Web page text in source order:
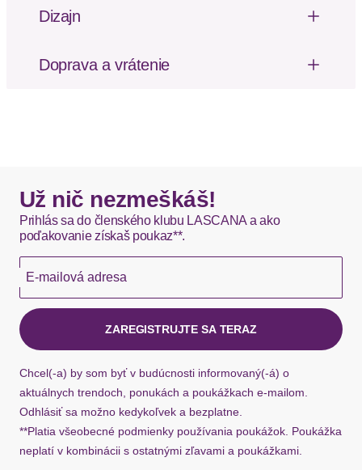
Dĺžka: Po kolená
Dizajn
Vivance Dreams. Alloverprint mit kontrastierenden
Paspeln. Mit Reverskragen und durchgehender
Doprava a vrátenie
Okamžite dostupné položky sú zvyčajne doručené
kuriérom DHL do 1-3 pracovných dní.
Hermes - 0,00 EUR
Okamžite dostupné položky sú zvyčajne doručené
kuriérom Hermes do 1-3 pracovných dní.
Už nič nezmeškáš!
Prihlás sa do členského klubu LASCANA a ako
poďakovanie získaš poukaz**.
E-mailová adresa
ZAREGISTRUJTE SA TERAZ
Chcel(-a) by som byť v budúcnosti informovaný(-á) o
aktuálnych trendoch, ponukách a poukážkach e-mailom.
Odhlásiť sa možno kedykoľvek a bezplatne.
**Platia všeobecné podmienky používania poukážok. Poukážka
neplatí v kombinácii s ostatnými zľavami a poukážkami.